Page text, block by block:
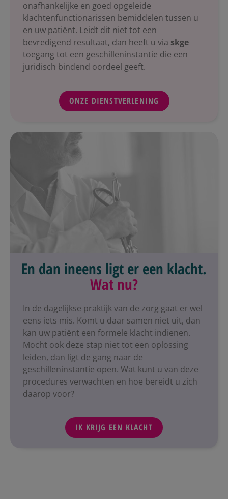
onafhankelijke en goed opgeleide
klachtenfunctionarissen bemiddelen tussen u
en uw patiënt. Leidt dit niet tot een
bevredigend resultaat, dan heeft u via skge
toegang tot een geschilleninstantie die een
juridisch bindend oordeel geeft.
ONZE DIENSTVERLENING
En dan ineens ligt er een klacht.
Wat nu?
In de dagelijkse praktijk van de zorg gaat er wel
eens iets mis. Komt u daar samen niet uit, dan
kan uw patiënt een formele klacht indienen.
Mocht ook deze stap niet tot een oplossing
leiden, dan ligt de gang naar de
geschilleninstantie open. Wat kunt u van deze
procedures verwachten en hoe bereidt u zich
daarop voor?
IK KRIJG EEN KLACHT